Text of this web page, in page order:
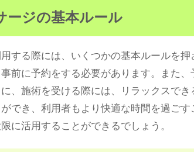
ージの基本ルール
する際には、いくつかの基本ルールを
前に予約をする必要があります。また
、施術を受ける際には、リラックスで
でき、利用者もより快適な時間を過ご
に活用することができるでしょう。